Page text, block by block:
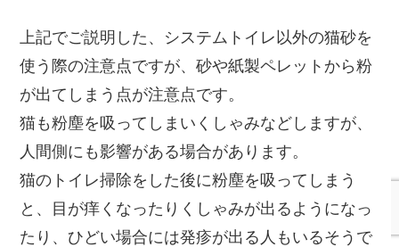
上記でご説明した、システムトイレ以外の猫砂を
使う際の注意点ですが、砂や紙製ペレットから粉
が出てしまう点が注意点です。
猫も粉塵を吸ってしまいくしゃみなどしますが、
人間側にも影響がある場合があります。
猫のトイレ掃除をした後に粉塵を吸ってしまう
と、目が痒くなったりくしゃみが出るようになっ
たり、ひどい場合には発疹が出る人もいるそうで